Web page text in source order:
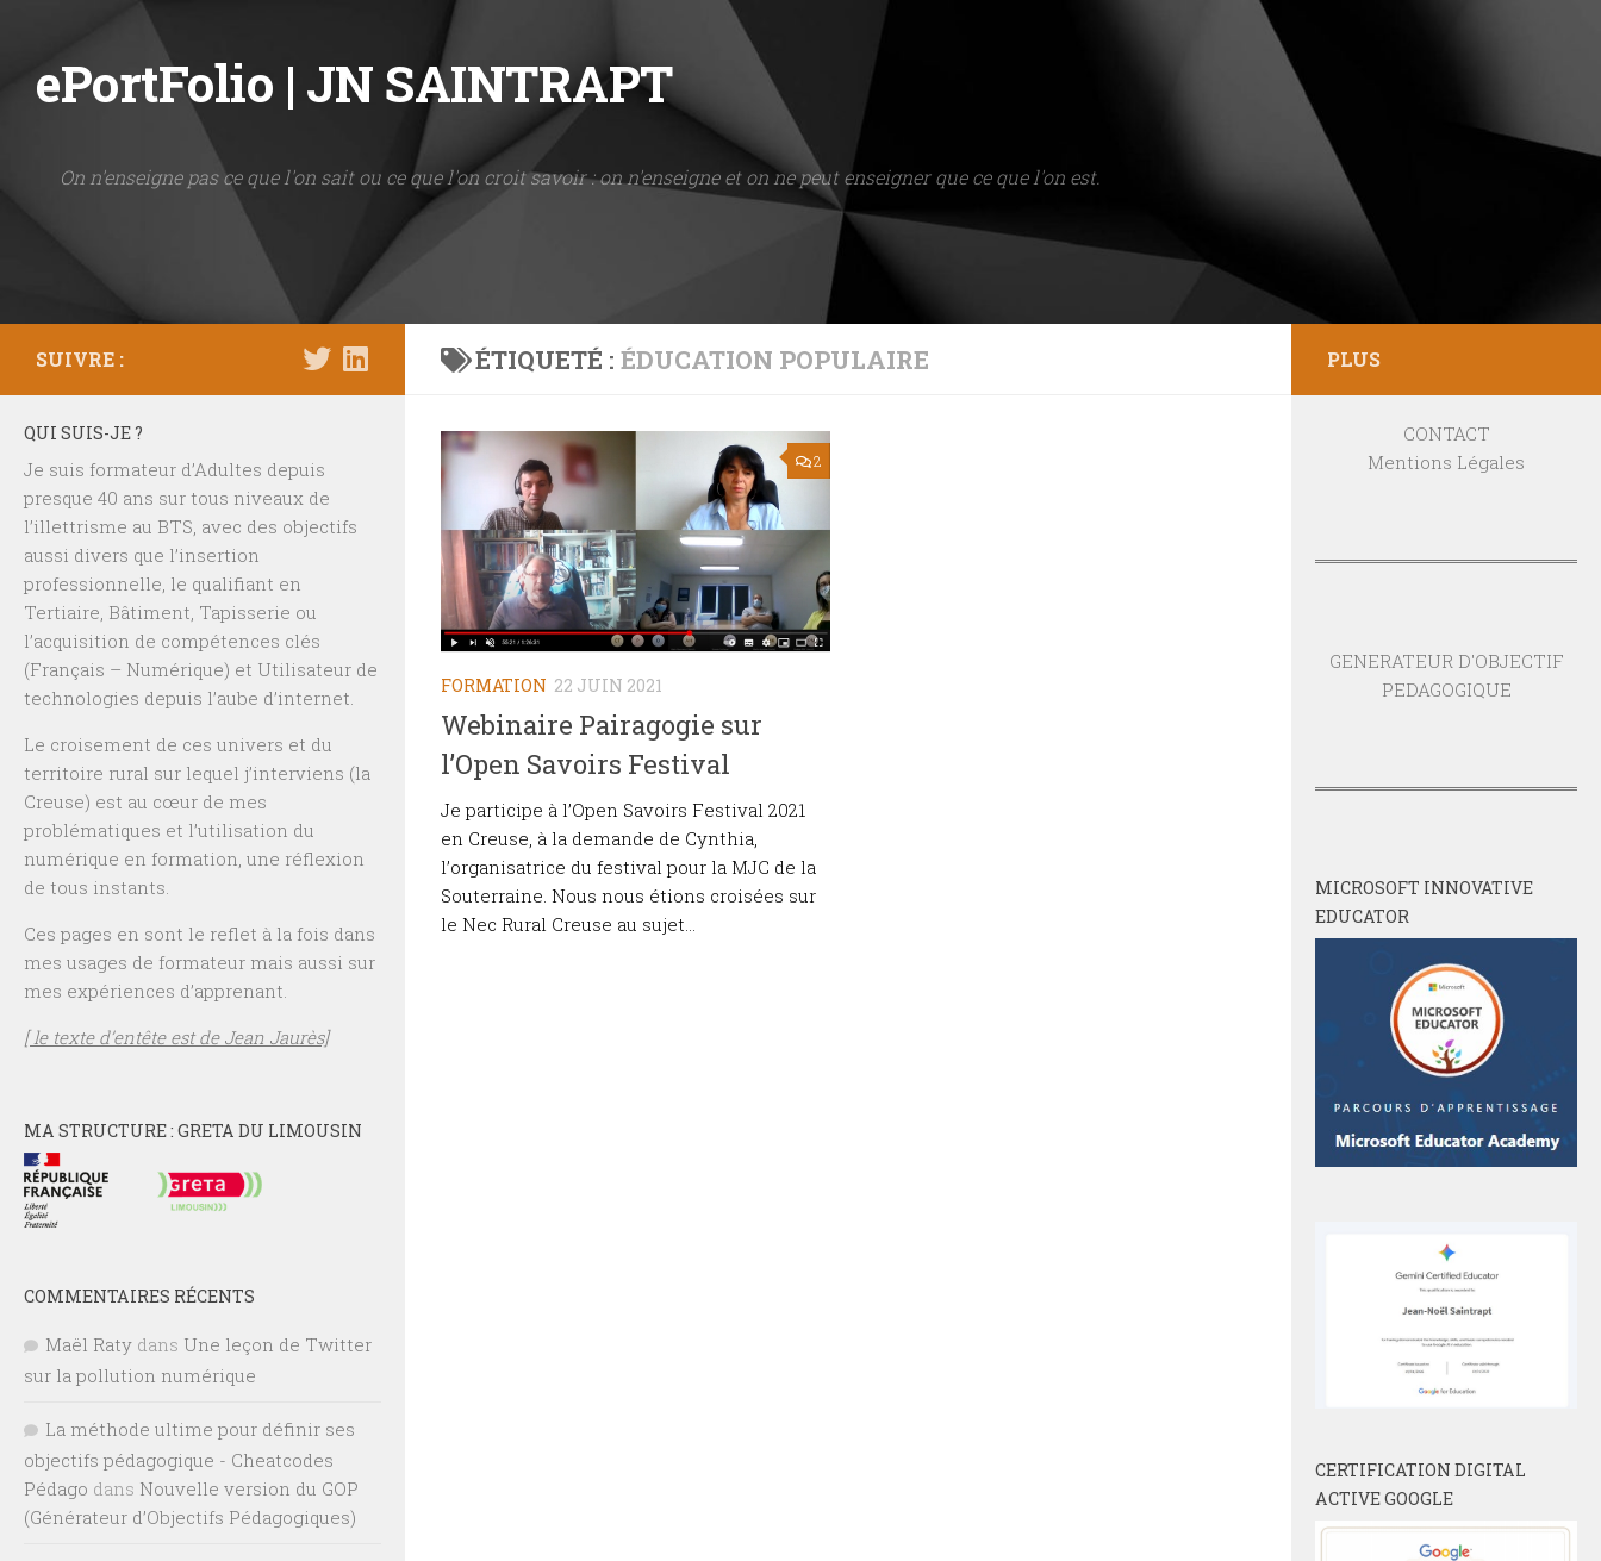
Skip to content
ePortFolio | JN SAINTRAPT
On n'enseigne pas ce que l'on sait ou ce que l'on croit savoir : on n'enseigne et on ne peut enseigner que ce que l'on est.
ÉTIQUETÉ : ÉDUCATION POPULAIRE
2
FORMATION 22 JUIN 2021
Webinaire Pairagogie sur
l’Open Savoirs Festival
Je participe à l’Open Savoirs Festival 2021
en Creuse, à la demande de Cynthia,
l’organisatrice du festival pour la MJC de la
Souterraine. Nous nous étions croisées sur
le Nec Rural Creuse au sujet...
SUIVRE :
QUI SUIS-JE ?
Je suis formateur d’Adultes depuis
presque 40 ans sur tous niveaux de
l’illettrisme au BTS, avec des objectifs
aussi divers que l’insertion
professionnelle, le qualifiant en
Tertiaire, Bâtiment, Tapisserie ou
l’acquisition de compétences clés
(Français – Numérique) et Utilisateur de
technologies depuis l’aube d’internet.
Le croisement de ces univers et du
territoire rural sur lequel j’interviens (la
Creuse) est au cœur de mes
problématiques et l’utilisation du
numérique en formation, une réflexion
de tous instants.
Ces pages en sont le reflet à la fois dans
mes usages de formateur mais aussi sur
mes expériences d’apprenant.
[ le texte d’entête est de Jean Jaurès]
MA STRUCTURE : GRETA DU LIMOUSIN
COMMENTAIRES RÉCENTS
Maël Raty dans Une leçon de Twitter
sur la pollution numérique
La méthode ultime pour définir ses
objectifs pédagogique - Cheatcodes
Pédago dans Nouvelle version du GOP
(Générateur d’Objectifs Pédagogiques)
PLUS
CONTACT
Mentions Légales
GENERATEUR D'OBJECTIF
PEDAGOGIQUE
MICROSOFT INNOVATIVE
EDUCATOR
CERTIFICATION DIGITAL
ACTIVE GOOGLE